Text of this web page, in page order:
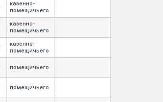
казенно-
помещичьего
казенно-
помещичьего
казенно-
помещичьего
помещичьего
помещичьего